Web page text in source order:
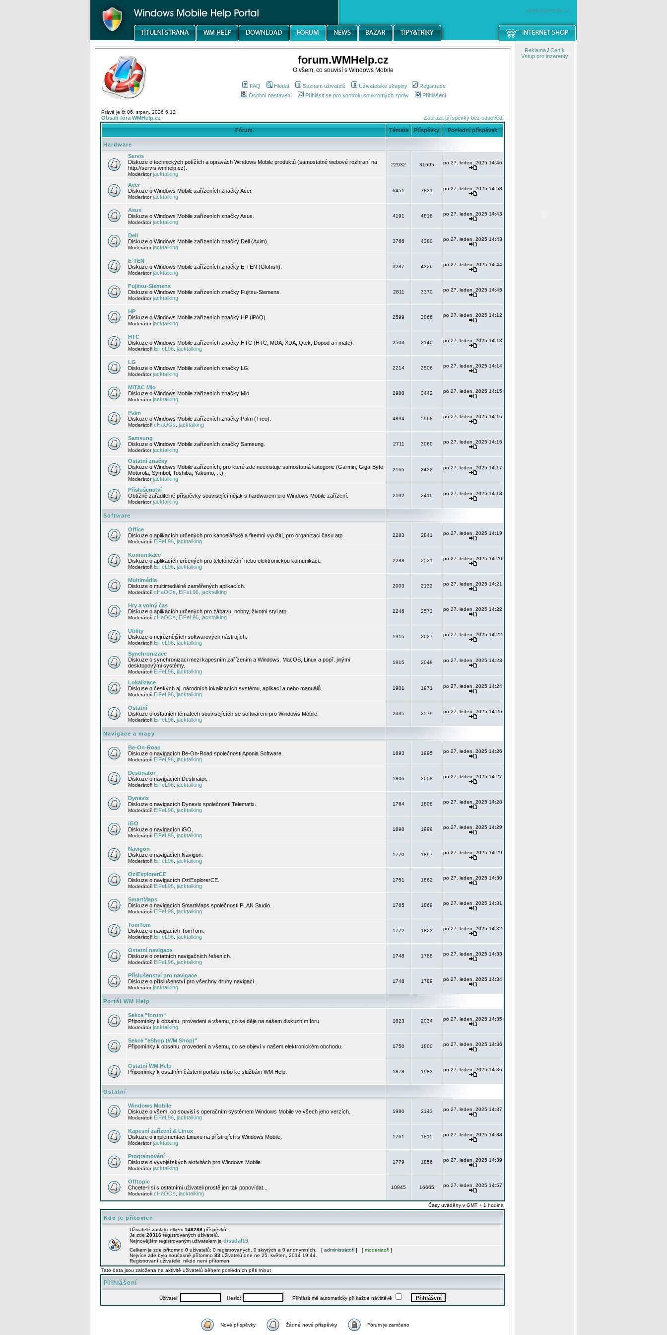
windowsmobile.cz
forum.WMHelp.cz
O všem, co souvisí s Windows Mobile
FAQ Hledat Seznam uživatelů Uživatelské skupiny
Registrace
Osobní nastavení
Přihlásit se pro kontrolu soukromých zpráv Přihlášení
Právě je čt 06. srpen, 2026 6:12
Obsah fóra WMHelp.cz Zobrazit příspěvky bez odpovědí
Fórum Témata Příspěvky Poslední příspěvek
Hardware
Servis
Diskuze o technických potížích a opravách Windows Mobile produktů (samostatné webové rozhraní na
http://servis.wmhelp.cz).
Moderátorjacktalking
22932 31695 po 27. leden, 2025 14:46
Acer
Diskuze o Windows Mobile zařízeních značky Acer.
Moderátorjacktalking
6451 7831 po 27. leden, 2025 14:58
Asus
Diskuze o Windows Mobile zařízeních značky Asus.
Moderátorjacktalking
4191 4818 po 27. leden, 2025 14:43
Dell
Diskuze o Windows Mobile zařízeních značky Dell (Axim).
Moderátorjacktalking
3766 4380 po 27. leden, 2025 14:43
E-TEN
Diskuze o Windows Mobile zařízeních značky E-TEN (Glofiish).
Moderátorjacktalking
3287 4326 po 27. leden, 2025 14:44
Fujitsu-Siemens
Diskuze o Windows Mobile zařízeních značky Fujitsu-Siemens.
Moderátorjacktalking
2811 3370 po 27. leden, 2025 14:45
HP
Diskuze o Windows Mobile zařízeních značky HP (iPAQ).
Moderátorjacktalking
2599 3066 po 27. leden, 2025 14:12
HTC
Diskuze o Windows Mobile zařízeních značky HTC (HTC, MDA, XDA, Qtek, Dopod a i-mate).
Moderátoři EiFeL96 jacktalking
2503 3140 po 27. leden, 2025 14:13
LG
Diskuze o Windows Mobile zařízeních značky LG.
Moderátorjacktalking
2214 2506 po 27. leden, 2025 14:14
MiTAC Mio
Diskuze o Windows Mobile zařízeních značky Mio.
Moderátorjacktalking
2980 3442 po 27. leden, 2025 14:15
Palm
Diskuze o Windows Mobile zařízeních značky Palm (Treo).
Moderátoři cHaOOs jacktalking
4894 5968 po 27. leden, 2025 14:16
Samsung
Diskuze o Windows Mobile zařízeních značky Samsung.
Moderátorjacktalking
2711 3060 po 27. leden, 2025 14:16
Ostatní značky
Diskuze o Windows Mobile zařízeních, pro které zde neexistuje samostatná kategorie (Garmin, Giga-Byte,
Motorola, Symbol, Toshiba, Yakumo, ...).
Moderátorjacktalking
2165 2422 po 27. leden, 2025 14:17
Příslušenství
Obtížně zařaditelné příspěvky související nějak s hardwarem pro Windows Mobile zařízení.
Moderátorjacktalking
2192 2411 po 27. leden, 2025 14:18
Software
Office
Diskuze o aplikacích určených pro kancelářské a firemní využití, pro organizaci času atp.
Moderátoři EiFeL96 jacktalking
2283 2841 po 27. leden, 2025 14:19
Komunikace
Diskuze o aplikacích určených pro telefonování nebo elektronickou komunikaci.
Moderátoři EiFeL96 jacktalking
2288 2531 po 27. leden, 2025 14:20
Multimédia
Diskuze o multimediálně zaměřených aplikacích.
Moderátoři cHaOOs EiFeL96 jacktalking
2003 2132 po 27. leden, 2025 14:21
Hry a volný čas
Diskuze o aplikacích určených pro zábavu, hobby, životní styl atp.
Moderátoři cHaOOs EiFeL96 jacktalking
2246 2573 po 27. leden, 2025 14:22
Utility
Diskuze o nejrůznějších softwarových nástrojích.
Moderátoři EiFeL96 jacktalking
1915 2027 po 27. leden, 2025 14:22
Synchronizace
Diskuze o synchronizaci mezi kapesním zařízením a Windows, MacOS, Linux a popř. jinými
desktopovými systémy.
Moderátoři EiFeL96 jacktalking
1915 2048 po 27. leden, 2025 14:23
Lokalizace
Diskuse o českých aj. národních lokalizacích systému, aplikací a nebo manuálů.
Moderátoři EiFeL96 jacktalking
1901 1971 po 27. leden, 2025 14:24
Ostatní
Diskuze o ostatních tématech souvisejících se softwarem pro Windows Mobile.
Moderátoři EiFeL96 jacktalking
2335 2579 po 27. leden, 2025 14:25
Navigace a mapy
Be-On-Road
Diskuze o navigacích Be-On-Road společnosti Aponia Software.
Moderátoři EiFeL96 jacktalking
1893 1995 po 27. leden, 2025 14:26
Destinator
Diskuze o navigacích Destinator.
Moderátoři EiFeL96 jacktalking
1806 2008 po 27. leden, 2025 14:27
Dynavix
Diskuze o navigacích Dynavix společnosti Telematix.
Moderátoři EiFeL96 jacktalking
1764 1808 po 27. leden, 2025 14:28
iGO
Diskuze o navigacích iGO.
Moderátoři EiFeL96 jacktalking
1898 1999 po 27. leden, 2025 14:29
Navigon
Diskuze o navigacích Navigon.
Moderátoři EiFeL96 jacktalking
1770 1897 po 27. leden, 2025 14:29
OziExplorerCE
Diskuze o navigacích OziExplorerCE.
Moderátoři EiFeL96 jacktalking
1751 1862 po 27. leden, 2025 14:30
SmartMaps
Diskuze o navigacích SmartMaps společnosti PLAN Studio.
Moderátoři EiFeL96 jacktalking
1765 1869 po 27. leden, 2025 14:31
TomTom
Diskuze o navigacích TomTom.
Moderátoři EiFeL96 jacktalking
1772 1823 po 27. leden, 2025 14:32
Ostatní navigace
Diskuze o ostatních navigačních řešeních.
Moderátoři EiFeL96 jacktalking
1748 1788 po 27. leden, 2025 14:33
Příslušenství pro navigace
Diskuze o příslušenství pro všechny druhy navigací.
Moderátorjacktalking
1748 1789 po 27. leden, 2025 14:34
Portál WM Help
Sekce "forum"
Připomínky k obsahu, provedení a všemu, co se děje na našem diskuzním fóru.
Moderátorjacktalking
1823 2034 po 27. leden, 2025 14:35
Sekce "eShop (WM Shop)"
Připomínky k obsahu, provedení a všemu, co se objeví v našem elektronickém obchodu.
1750 1800 po 27. leden, 2025 14:36
Ostatní WM Help
Připomínky k ostatním částem portálu nebo ke službám WM Help.
1878 1983 po 27. leden, 2025 14:36
Ostatní
Windows Mobile
Diskuze o všem, co souvisí s operačním systémem Windows Mobile ve všech jeho verzích.
Moderátoři EiFeL96 jacktalking
1980 2143 po 27. leden, 2025 14:37
Kapesní zařízení & Linux
Diskuze o implementaci Linuxu na přístrojích s Windows Mobile.
Moderátorjacktalking
1761 1815 po 27. leden, 2025 14:38
Programování
Diskuze o vývojářských aktivitách pro Windows Mobile.
Moderátorjacktalking
1779 1856 po 27. leden, 2025 14:39
Offtopic
Chcete-li si s ostatními uživateli prostě jen tak popovídat...
Moderátoři cHaOOs jacktalking
10945 16665 po 27. leden, 2025 14:57
Časy uváděny v GMT + 1 hodina
Kdo je přítomen
Uživatelé zaslali celkem 148289 příspěvků.
Je zde 20316 registrovaných uživatelů.
Nejnovějším registrovaným uživatelem je dissdal19
Celkem je zde přítomno 0 uživatelů: 0 registrovaných, 0 skrytých a 0 anonymních. [ administrátoři ] [ moderátoři ]
Nejvíce zde bylo současně přítomno 83 uživatelů dne ne 25. květen, 2014 19:44.
Registrovaní uživatelé: nikdo není přítomen
Tato data jsou založena na aktivitě uživatelů během posledních pěti minut
Přihlášení
Uživatel: Heslo: Přihlásit mě automaticky při každé návštěvě
Nové příspěvky Žádné nové příspěvky Fórum je zamčeno
Reklama/ Ceník
Vstup pro inzerenty